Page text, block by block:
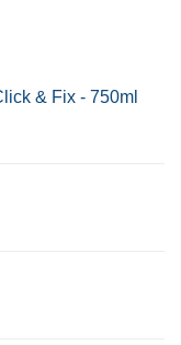
& Fix - 750ml